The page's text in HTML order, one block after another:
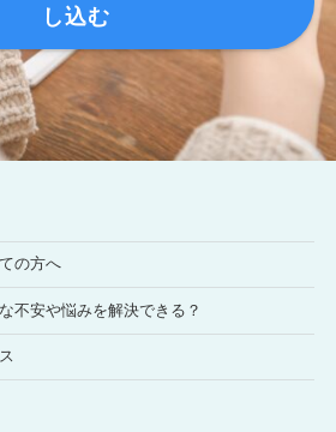
し込む
の方へ
不安や悩みを解決できる？